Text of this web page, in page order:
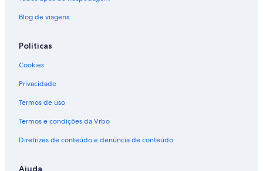
Blog de viagens
Políticas
Cookies
Privacidade
Termos de uso
Termos e condições da Vrbo
Diretrizes de conteúdo e denúncia de conteúdo
Ajuda